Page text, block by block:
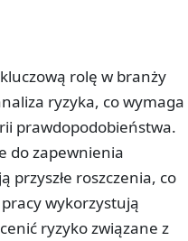
rolę w branży
ryzyka, co wymaga
prawdopodobieństwa.
do zapewnienia
roszczenia, co
wykorzystują
ryzyko związane z